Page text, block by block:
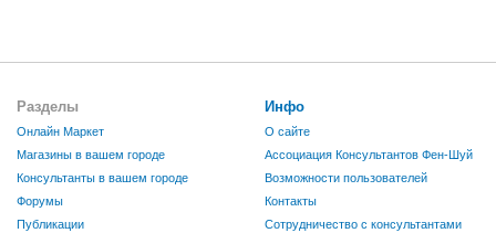
Разделы
Онлайн Маркет
Магазины в вашем городе
Консультанты в вашем городе
Форумы
Публикации
Инфо
О сайте
Ассоциация Консультантов Фен-Шуй
Возможности пользователей
Контакты
Сотрудничество с консультантами